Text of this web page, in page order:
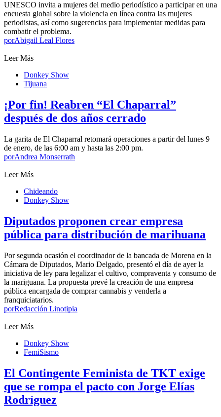
UNESCO invita a mujeres del medio periodístico a participar en una
encuesta global sobre la violencia en línea contra las mujeres
periodistas, así como sugerencias para implementar medidas para
combatir el problema.
porAbigail Leal Flores
Leer Más
Donkey Show
Tijuana
¡Por fin! Reabren “El Chaparral”
después de dos años cerrado
La garita de El Chaparral retomará operaciones a partir del lunes 9
de enero, de las 6:00 am y hasta las 2:00 pm.
porAndrea Monserrath
Leer Más
Chideando
Donkey Show
Diputados proponen crear empresa
pública para distribución de marihuana
Por segunda ocasión el coordinador de la bancada de Morena en la
Cámara de Diputados, Mario Delgado, presentó el día de ayer la
iniciativa de ley para legalizar el cultivo, compraventa y consumo de
la mariguana. La propuesta prevé la creación de una empresa
pública encargada de comprar cannabis y venderla a
franquiciatarios.
porRedacción Linotipia
Leer Más
Donkey Show
FemiSismo
El Contingente Feminista de TKT exige
que se rompa el pacto con Jorge Elías
Rodríguez